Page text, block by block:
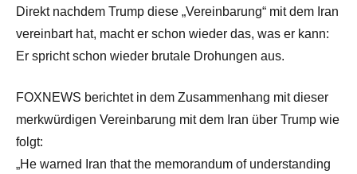
Direkt nachdem Trump diese „Vereinbarung“ mit dem Iran
vereinbart hat, macht er schon wieder das, was er kann:
Er spricht schon wieder brutale Drohungen aus.
FOXNEWS berichtet in dem Zusammenhang mit dieser
merkwürdigen Vereinbarung mit dem Iran über Trump wie
folgt:
„He warned Iran that the memorandum of understanding